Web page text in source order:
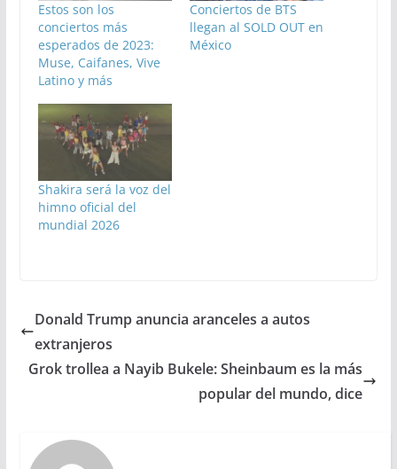
Estos son los
conciertos más
esperados de 2023:
Muse, Caifanes, Vive
Latino y más
Conciertos de BTS
llegan al SOLD OUT en
México
Shakira será la voz del
himno oficial del
mundial 2026
Donald Trump anuncia aranceles a autos
extranjeros
Grok trollea a Nayib Bukele: Sheinbaum es la más
popular del mundo, dice